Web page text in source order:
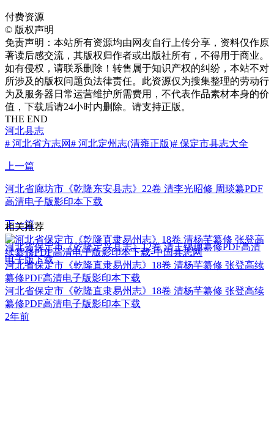
付费资源
© 版权声明
免责声明：本站所有资源均由网友自行上传分享，资料仅作原
著读后感交流，其版权归作者或出版社所有，不得用于商业。
如有侵权，请联系删除！转售属于知识产权的纠纷，本站不对
所涉及的版权问题负法律责任。此资源仅为搜集整理的劳动行
为及服务器日常运营维护所需费用，不代表作品素材本身的价
值，下载后请24小时内删除。请支持正版。
THE END
河北县志
# 河北省方志网# 河北定州志(清雍正版)# 保定市县志大全
上一篇
河北省廊坊市《乾隆东安县志》22卷 清李光昭修 周琰纂PDF
高清电子版影印本下载
下一篇
河北省保定市《乾隆定兴县志》12卷 清王锡璁纂修PDF高清
电子版下载
相关推荐
河北省保定市《乾隆直隶易州志》18卷 清杨芊纂修 张登高续
纂修PDF高清电子版影印本下载
河北省保定市《乾隆直隶易州志》18卷 清杨芊纂修 张登高续
纂修PDF高清电子版影印本下载
2年前